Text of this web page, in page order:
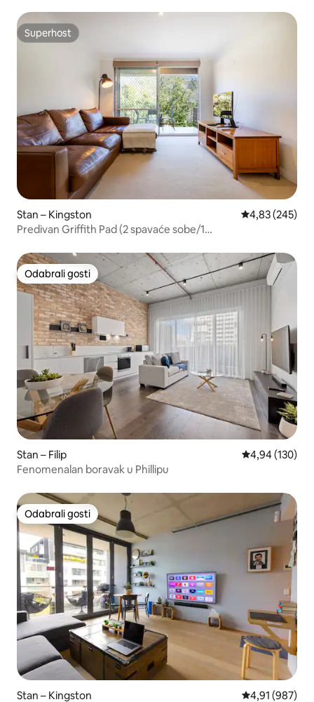
Superhost
Superhost
Stan – Kingston Prosječna
4,83 (245)
Predivan Griffith Pad (2 spavaće sobe/1
Odabrali gosti
Odabrali gosti
Stan – Filip Prosječna
4,94 (130)
Fenomenalan boravak u Phillipu
Odabrali gosti
Odabrali gosti
Stan – Kingston Prosječna
4,91 (987)